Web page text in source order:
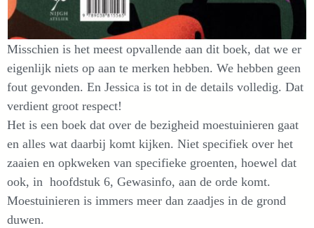
Misschien is het meest opvallende aan dit boek, dat we er
eigenlijk niets op aan te merken hebben. We hebben geen
fout gevonden. En Jessica is tot in de details volledig. Dat
verdient groot respect!
Het is een boek dat over de bezigheid moestuinieren gaat
en alles wat daarbij komt kijken. Niet specifiek over het
zaaien en opkweken van specifieke groenten, hoewel dat
ook, in hoofdstuk 6, Gewasinfo, aan de orde komt.
Moestuinieren is immers meer dan zaadjes in de grond
duwen.